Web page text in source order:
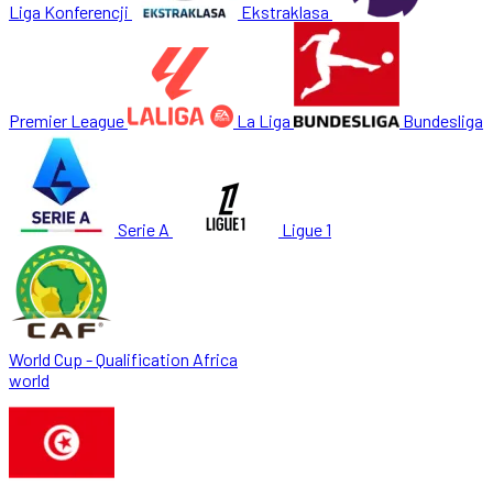
Liga Konferencji Ekstraklasa
Premier League La Liga Bundesliga
Serie A Ligue 1
World Cup - Qualification Africa
world